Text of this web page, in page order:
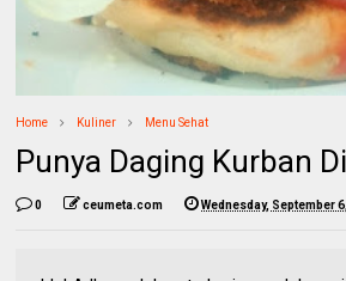
Home Kuliner Menu Sehat
Punya Daging Kurban
0 ceumeta.com Wednesday, September